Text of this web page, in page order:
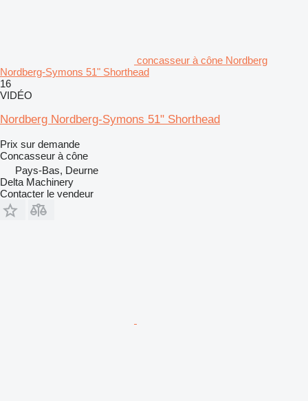
concasseur à cône Nordberg
Nordberg-Symons 51" Shorthead
16
VIDÉO
Nordberg Nordberg-Symons 51" Shorthead
Prix sur demande
Concasseur à cône
Pays-Bas, Deurne
Delta Machinery
Contacter le vendeur